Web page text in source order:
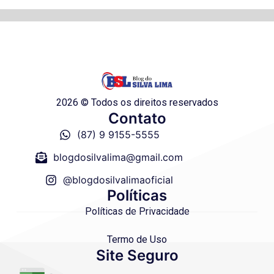
2026 © Todos os direitos reservados
Contato
(87) 9 9155-5555
blogdosilvalima@gmail.com
@blogdosilvalimaoficial
Políticas
Políticas de Privacidade
Termo de Uso
Site Seguro